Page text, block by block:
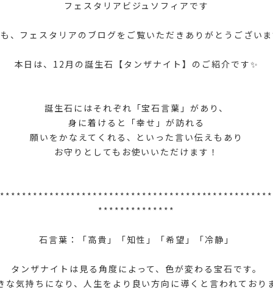
フェスタリアビジュソフィアです
、フェスタリアのブログをご覧いただきありがとうございま
本日は、12月の誕生石【タンザナイト】のご紹介です✨
誕生石にはそれぞれ「宝石言葉」があり、
身に着けると「幸せ」が訪れる
願いをかなえてくれる、といった言い伝えもあり
お守りとしてもお使いいただけます！
**************
石言葉：「高貴」「知性」「希望」「冷静」
タンザナイトは見る角度によって、色が変わる宝石です。
な気持ちになり、人生をより良い方向に導くと言われており